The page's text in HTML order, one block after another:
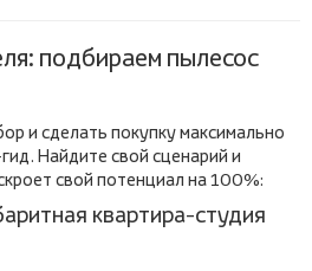
подбираем пылесос
и сделать покупку максимально
Найдите свой сценарий и
свой потенциал на 100%:
квартира-студия